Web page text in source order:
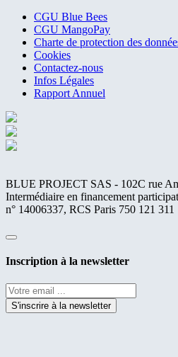
CGU Blue Bees
CGU MangoPay
Charte de protection des
Cookies
Contactez-nous
Infos Légales
Rapport Annuel
BLUE PROJECT SAS - 102C rue
Intermédiaire en financement
n° 14006337, RCS Paris 750 121 311
Fermer
Inscription à la newsletter